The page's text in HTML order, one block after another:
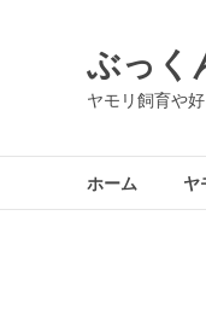
へ
キ
ぶっく
ヤモリ飼育や
ホーム ヤ